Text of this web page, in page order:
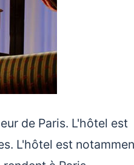
de Paris. L'hôtel est
L'hôtel est